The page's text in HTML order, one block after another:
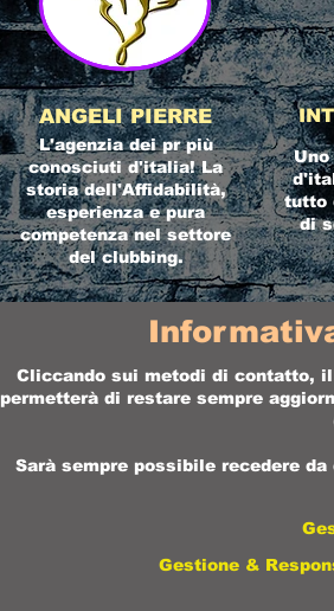
ANGELI PIERRE
L'agenzia dei pr più
conosciuti d'italia! La
storia dell'Affidabilità,
esperienza e pura
competenza nel settore
del clubbing.
tutto
di
Cliccando sui metodi di contatto,
permetterà di restare sempre
Sarà sempre possibile recedere
Gestione &